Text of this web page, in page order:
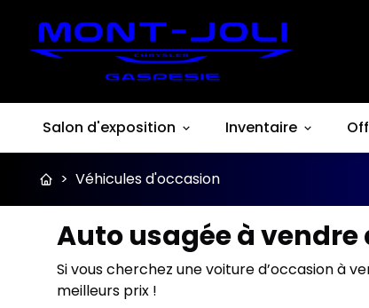
Salon d'exposition Inventaire
> Véhicules d'occasion
Auto usagée à
Si vous cherchez une voiture d’occasion à
meilleurs prix !